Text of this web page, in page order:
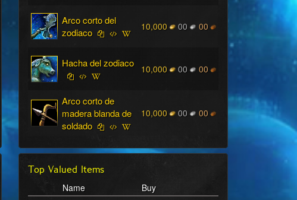
Arco corto del
zodiaco
10,000 00 00
Hacha del zodiaco 10,000 00 00
Arco corto de
madera blanda de
soldado
10,000 00 00
Top Valued Items
Name Buy